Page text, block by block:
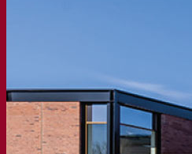
SafYeast™
All In 1
Fermentis
Altri servizi
Produzione in